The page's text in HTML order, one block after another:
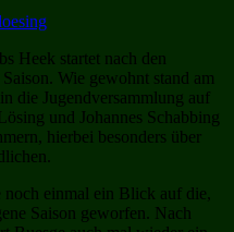
Heek startet nach den
Wie gewohnt stand am
die Jugendversammlung auf
und Johannes Schabbing
hierbei besonders über
einmal ein Blick auf die,
Saison geworfen. Nach